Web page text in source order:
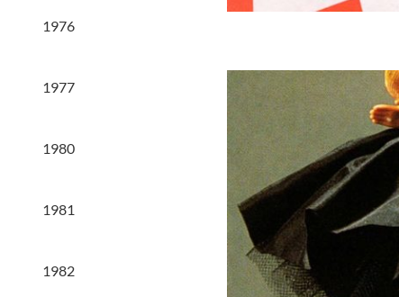
1976
1977
1980
1981
1982